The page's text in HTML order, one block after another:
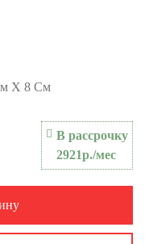
X 8 См
В рассрочку
2921р./мес